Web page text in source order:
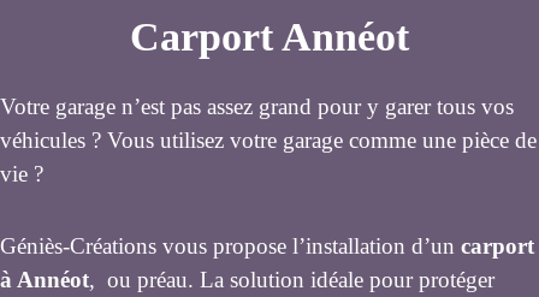
Carport Annéot
Votre garage n’est pas assez grand pour y garer tous vos
véhicules ? Vous utilisez votre garage comme une pièce de
vie ?
Géniès-Créations vous propose l’installation d’un carport
à Annéot, ou préau. La solution idéale pour protéger